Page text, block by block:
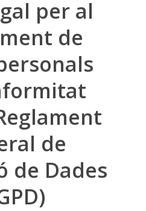
per al
de
de
de Dades